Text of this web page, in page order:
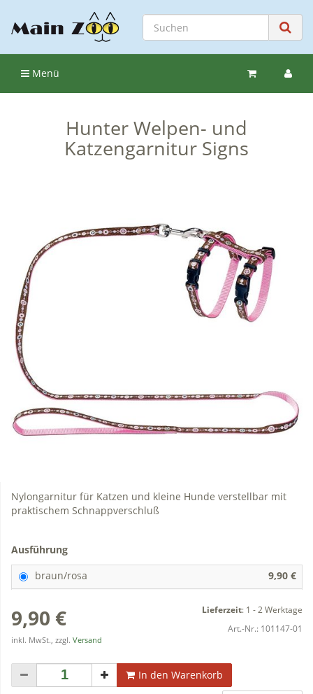
Menü
Hunter Welpen- und
Katzengarnitur Signs
Nylongarnitur für Katzen und kleine Hunde verstellbar mit
praktischem Schnappverschluß
Ausführung
braun/rosa
9,90 €
9,90 €
inkl. MwSt., zzgl. Versand
Lieferzeit: 1 - 2 Werktage
Art.-Nr.: 101147-01
In den Warenkorb